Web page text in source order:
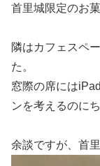
首里城限定のお
隣はカフェスペ
た。
窓際の席には
ンを考えるのに
余談ですが、首